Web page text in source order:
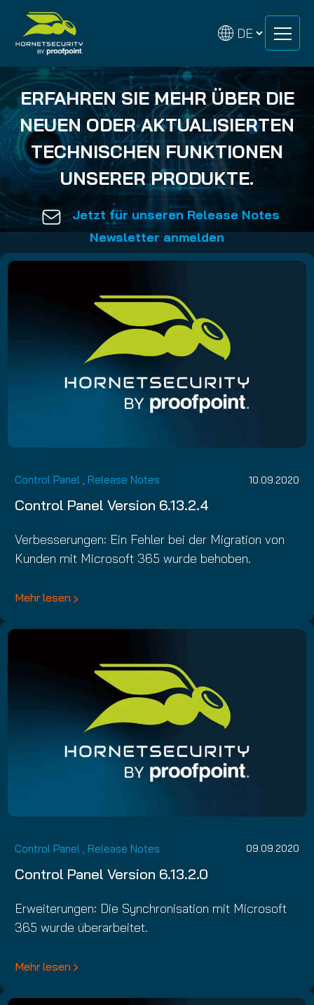
Inhalt
springen
Inhalt
springen
Control Panel
ERFAHREN SIE MEHR ÜBER DIE
NEUEN ODER AKTUALISIERTEN
TECHNISCHEN FUNKTIONEN
UNSERER PRODUKTE.
Jetzt für unseren Release Notes
Newsletter anmelden
Control Panel , Release Notes 10.09.2020
Control Panel Version 6.13.2.4
Verbesserungen: Ein Fehler bei der Migration von
Kunden mit Microsoft 365 wurde behoben.
Mehr lesen
Control Panel Release Notes 09.09.2020
Control Panel Version 6.13.2.0
Erweiterungen: Die Synchronisation mit Microsoft
365 wurde überarbeitet.
Mehr lesen